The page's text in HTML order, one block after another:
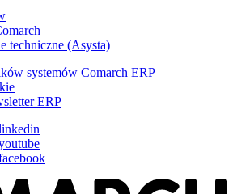
techniczne (Asysta)
systemów Comarch ERP
ERP